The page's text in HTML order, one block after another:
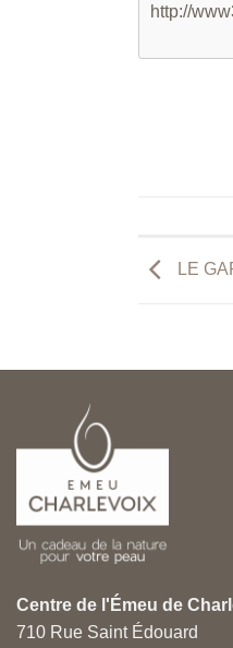
http://
LE
Centre de l'Émeu de
710 Rue Saint Édouard